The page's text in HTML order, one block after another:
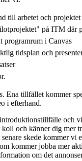
till arbetet och projektet
på ITM där
programrum i Canvas
tidsplan och
Ena tillfället kommer
i efterhand.
och
och känner dig mer
skede kommer vi
kommer jobba mer
om det